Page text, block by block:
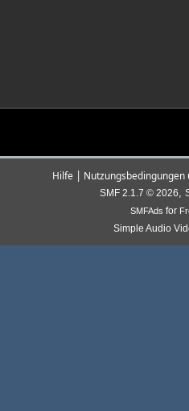
Hilfe | Nutzungsbedingungen
SMF 2.1.7 © 2026,
SMFAds for
Simple Audio